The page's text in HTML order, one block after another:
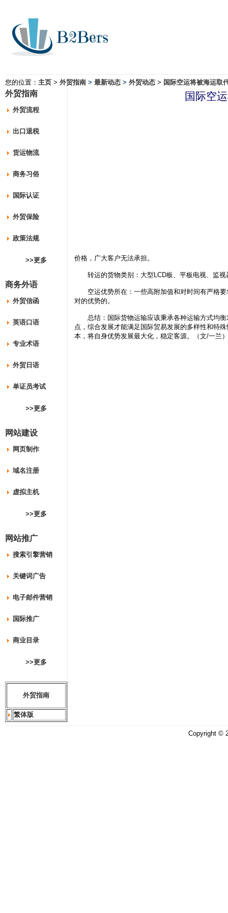
您的位置： 主页 > 外贸指南 > 最新动态 > 外贸动态 > 国际空运将被海运取
外贸指南
外贸流程
出口退税
货运物流
商务习俗
国际认证
外贸保险
政策法规
>>更多
商务外语
外贸信函
英语口语
专业术语
外贸日语
单证员考试
>>更多
网站建设
网页制作
域名注册
虚拟主机
>>更多
网站推广
搜索引擎营销
关键词广告
电子邮件营销
国际推广
商业目录
>>更多
外贸指南
繁体版
国际空
价格，广大客户无法承担。
转运的货物类别：大型LCD板、平板电视、监视
空运优势所在：一些高附加值和对时间有严格要
对的优势的。
总结：国际货物运输应该秉承各种运输方式均衡
点，综合发展才能满足国际贸易发展的多样性和特
本，将自身优势发展最大化，稳定客源。（文/一兰）
Copyright ©